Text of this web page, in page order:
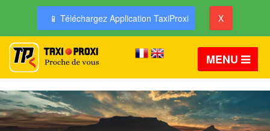
📱 Téléchargez Application TaxiProxi X
MENU